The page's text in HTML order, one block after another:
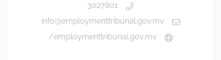
3027801
info@employmenttribunal.gov.mv
employmenttribunal.gov.mv/